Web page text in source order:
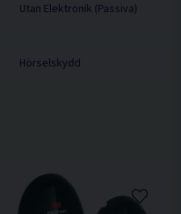
Utan Elektronik (Passiva)
Hörselskydd